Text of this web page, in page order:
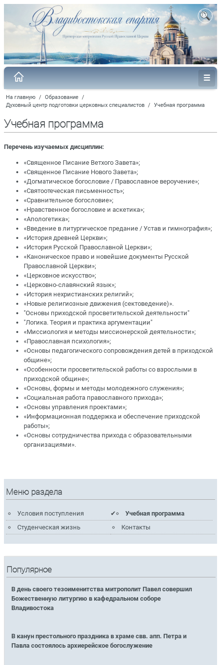
На главную / Образование /
Духовный центр подготовки церковных специалистов / Учебная программа
Учебная программа
Перечень изучаемых дисциплин:
«Священное Писание Ветхого Завета»;
«Священное Писание Нового Завета»;
«Догматическое богословие / Православное вероучение»;
«Святоотеческая письменность»;
«Сравнительное богословие»;
«Нравственное богословие и аскетика»;
«Апологетика»;
«Введение в литургическое предание / Устав и гимнография»;
«История древней Церкви»;
«История Русской Православной Церкви»;
«Каноническое право и новейшие документы Русской
Православной Церкви»;
«Церковное искусство»;
«Церковно-славянский язык»;
«История нехристианских религий»;
«Новые религиозные движения (сектоведение)».
"Основы приходской просветительской деятельности"
"Логика. Теория и практика аргументации"
«Миссиология и методы миссионерской деятельности»;
«Православная психология»;
«Основы педагогического сопровождения детей в приходской
общине»;
«Особенности просветительской работы со взрослыми в
приходской общине»;
«Основы, формы и методы молодежного служения»;
«Социальная работа православного прихода»;
«Основы управления проектами»;
«Информационная поддержка и обеспечение приходской
работы»;
«Основы сотрудничества прихода с образовательными
организациями».
Меню раздела
Условия поступления
Учебная программа
Студенческая жизнь
Контакты
Популярное
В день своего тезоименитства митрополит Павел совершил
Божественную литургию в кафедральном соборе
Владивостока
В канун престольного праздника в храме свв. апп. Петра и
Павла состоялось архиерейское богослужение